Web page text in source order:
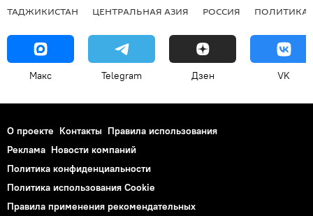
ТАДЖИКИСТАН ЦЕНТРАЛЬНАЯ АЗИЯ РОССИЯ ПОЛИТИКА
Макс Telegram Дзен VK
О проекте Контакты Правила использования
Реклама Новости компаний
Политика конфиденциальности
Политика использования Cookie
Правила применения рекомендательных